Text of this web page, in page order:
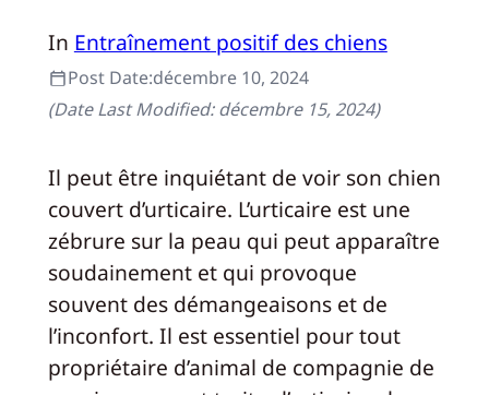
In Entraînement positif des chiens
Post Date:décembre 10, 2024
(Date Last Modified:décembre 15, 2024)
Il peut être inquiétant de voir son chien
couvert d’urticaire. L’urticaire est une
zébrure sur la peau qui peut apparaître
soudainement et qui provoque
souvent des démangeaisons et de
l’inconfort. Il est essentiel pour tout
propriétaire d’animal de compagnie de